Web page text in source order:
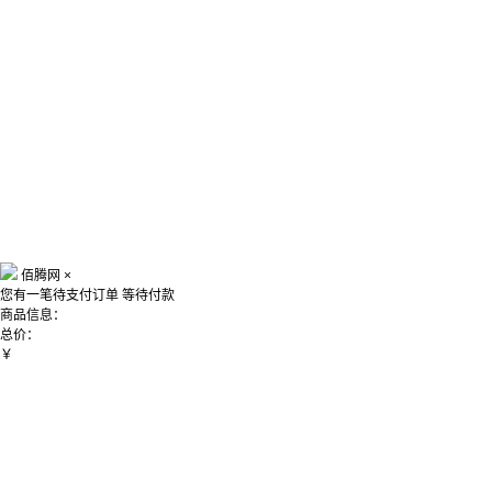
佰腾网 ×
您有一笔待支付订单 等待付款
商品信息：
总价：
￥